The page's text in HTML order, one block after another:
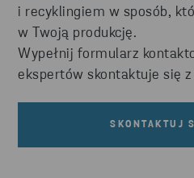
i recyklingiem w sposób,
w Twoją produkcję.
Wypełnij formularz
ekspertów skontaktuje się z
SKONTAKTUJ